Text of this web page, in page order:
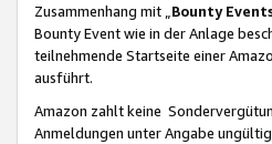
Zusammenhang mit „ Bounty
Bounty Event wie in der Anlage
teilnehmende Startseite einer
ausführt.
Amazon zahlt keine
Anmeldungen unter Angabe